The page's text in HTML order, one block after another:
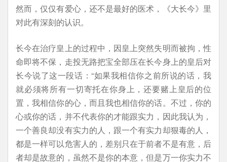
然而，仅仅有爱心，还不是最好的医术，《大长今》里
对此有深刻的认识。
长今在治疗皇上的过程中，因皇上突然失明而被拘，性
命即将不保，走投无路把宝全部压在长今身上的皇后对
长今说了这一段话：“如果我相信你之前所说的话，我
就必须将所有一切寄托在你身上，还要赌上皇后的位
置，我相信你的心，而且我也相信你的话。不过，你的
心或你的话，并不代表你的才能跟实力，因此我认为，
一个善良却没有实力的人，跟一个有实力却狠毒的人，
都是一样可以危害人的，差别只在于前者不是有意，后
者却是故意的，虽然不是你的本意，但是万一你实力不